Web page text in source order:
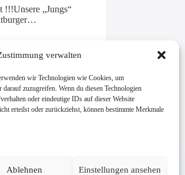
verwalten
wir Technologien wie Cookies, um
zuzugreifen. Wenn du diesen Technologien
oder eindeutige IDs auf dieser Website
erteilst oder zurückziehst, können bestimmte Merkmale
Ablehnen Einstellungen ansehen
„Jungs“